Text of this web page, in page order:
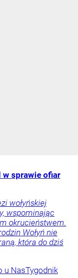
w sprawie ofiar
wołyńskiej
wspominając
okrucieństwem.
Wołyń nie
która do dziś
u NasTygodnik